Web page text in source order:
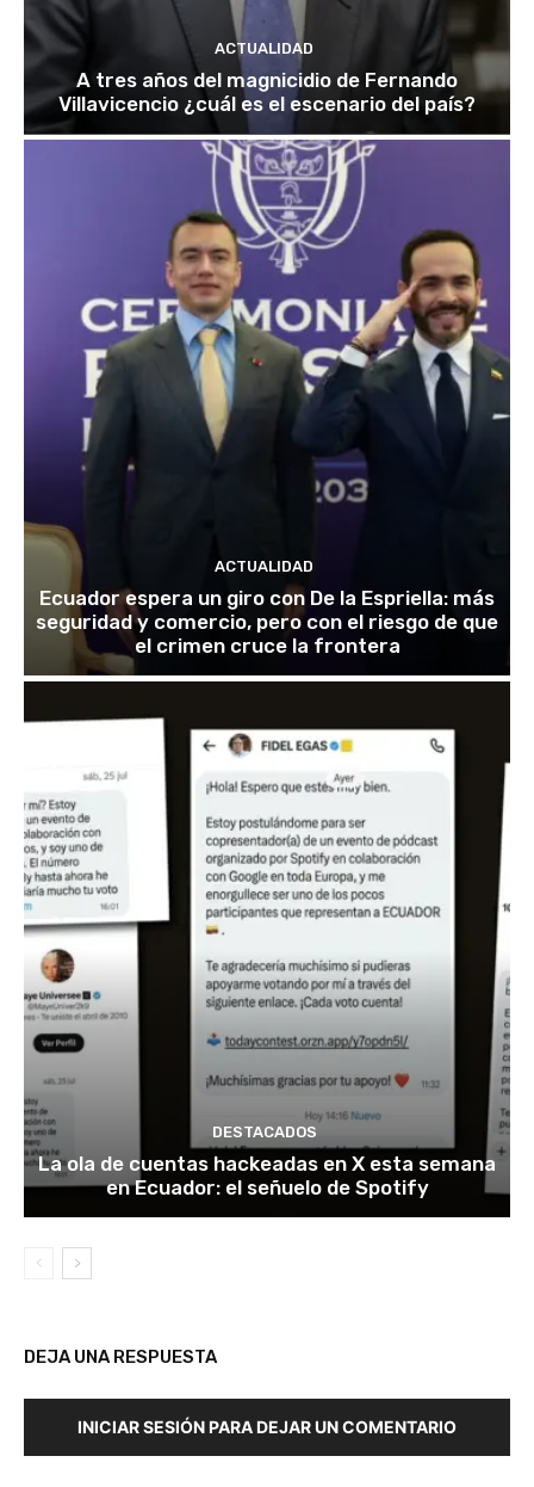
ACTUALIDAD
A tres años del magnicidio de Fernando
Villavicencio ¿cuál es el escenario del país?
ACTUALIDAD
Ecuador espera un giro con De la Espriella: más
seguridad y comercio, pero con el riesgo de que
el crimen cruce la frontera
DESTACADOS
La ola de cuentas hackeadas en X esta semana
en Ecuador: el señuelo de Spotify
DEJA UNA RESPUESTA
INICIAR SESIÓN PARA DEJAR UN COMENTARIO